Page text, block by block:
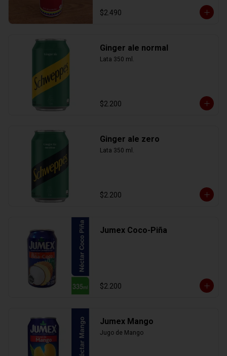
$2.490
Ginger ale normal
Lata 350 ml.
$2.200
Ginger ale zero
Lata 350 ml.
$2.200
Jumex Coco-Piña
$2.200
Jumex Mango
Jugo de Mango